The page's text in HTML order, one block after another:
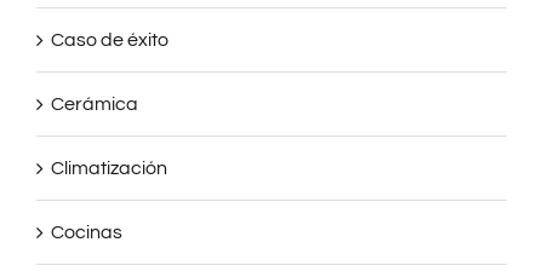
Caso de éxito
Cerámica
Climatización
Cocinas